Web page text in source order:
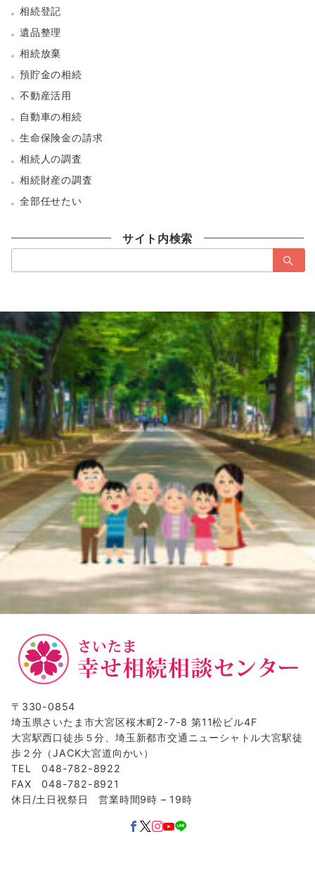
相続登記
遺品整理
相続放棄
預貯金の相続
不動産活用
自動車の相続
生命保険金の請求
相続人の調査
相続財産の調査
全部任せたい
サイト内検索
索：
〒330-0854
埼玉県さいたま市大宮区桜木町2-7-8 第11松ビル4F
大宮駅西口徒歩５分、埼玉新都市交通ニューシャトル大宮駅徒
歩２分（JACK大宮道向かい）
TEL 048-782-8922
FAX 048-782-8921
休日/土日祝祭日 営業時間9時 – 19時